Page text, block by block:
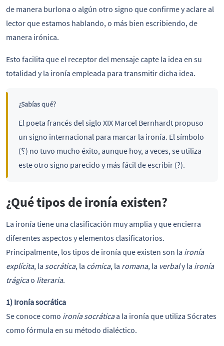
de manera burlona o algún otro signo que confirme y aclare al
lector que estamos hablando, o más bien escribiendo, de
manera irónica.
Esto facilita que el receptor del mensaje capte la idea en su
totalidad y la ironía empleada para transmitir dicha idea.
¿Sabías qué?
El poeta francés del siglo XIX Marcel Bernhardt propuso
un signo internacional para marcar la ironía. El símbolo
(؟) no tuvo mucho éxito, aunque hoy, a veces, se utiliza
este otro signo parecido y más fácil de escribir (?).
¿Qué tipos de ironía existen?
La ironía tiene una clasificación muy amplia y que encierra
diferentes aspectos y elementos clasificatorios.
Principalmente, los tipos de ironía que existen son la ironía
explícita, la socrática, la cómica, la romana, la verbaly la ironía
trágicao literaria.
1) Ironía socrática
Se conoce como ironía socráticaa la ironía que utiliza Sócrates
como fórmula en su método dialéctico.